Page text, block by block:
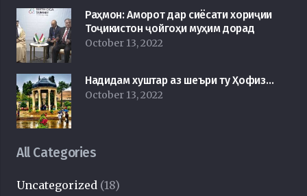
Раҳмон: Аморот дар сиёсати хориҷии
Тоҷикистон ҷойгоҳи муҳим дорад
October 13, 2022
Надидам хуштар аз шеъри ту Ҳофиз…
October 13, 2022
All Categories
Uncategorized (18)